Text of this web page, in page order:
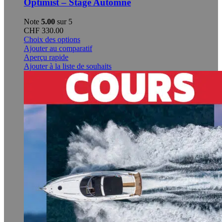
Optimist – Stage Automne
Note 5.00 sur 5
CHF 330.00
Choix des optionsCe
produit
plusieurs
variations.
Les
options
peuvent
choisies
sur
la
page
du
produit
Ajouter au comparatif
Aperçu rapide
Ajouter à la liste de souhaits